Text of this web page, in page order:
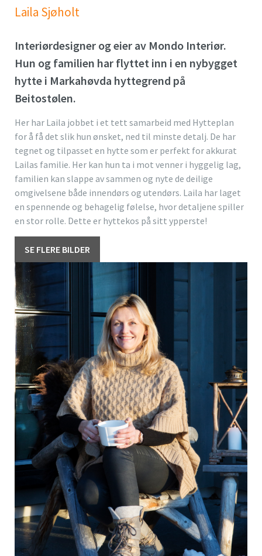
Laila Sjøholt
Interiørdesigner og eier av Mondo Interiør.
Hun og familien har flyttet inn i en nybygget
hytte i Markahøvda hyttegrend på
Beitostølen.
Her har Laila jobbet i et tett samarbeid med Hytteplan
for å få det slik hun ønsket, ned til minste detalj. De har
tegnet og tilpasset en hytte som er perfekt for akkurat
Lailas familie. Her kan hun ta i mot venner i hyggelig lag,
familien kan slappe av sammen og nyte de deilige
omgivelsene både innendørs og utendørs. Laila har laget
en spennende og behagelig følelse, hvor detaljene spiller
en stor rolle. Dette er hyttekos på sitt ypperste!
SE FLERE BILDER